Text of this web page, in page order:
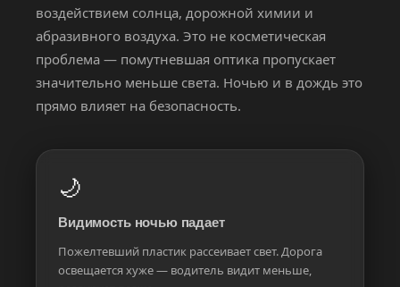
воздействием солнца, дорожной химии и
абразивного воздуха. Это не косметическая
проблема — помутневшая оптика пропускает
значительно меньше света. Ночью и в дождь это
прямо влияет на безопасность.
🌙
Видимость ночью падает
Пожелтевший пластик рассеивает свет. Дорога
освещается хуже — водитель видит меньше,